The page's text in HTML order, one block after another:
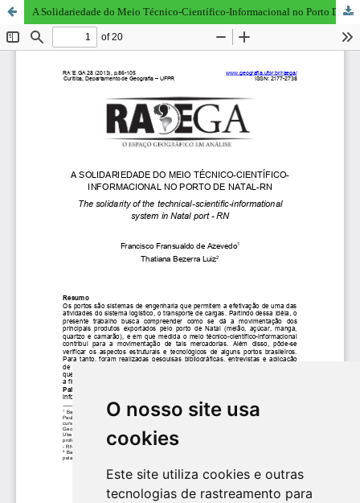
O nosso site usa
cookies
Este site utiliza cookies e outras
tecnologias de rastreamento para
A Solidariedade do Meio Técnico-Científico-Informacional no Porto De Natal-RN